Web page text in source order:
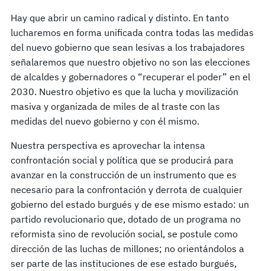
Hay que abrir un camino radical y distinto. En tanto
lucharemos en forma unificada contra todas las medidas
del nuevo gobierno que sean lesivas a los trabajadores
señalaremos que nuestro objetivo no son las elecciones
de alcaldes y gobernadores o “recuperar el poder” en el
2030. Nuestro objetivo es que la lucha y movilización
masiva y organizada de miles de al traste con las
medidas del nuevo gobierno y con él mismo.
Nuestra perspectiva es aprovechar la intensa
confrontación social y política que se producirá para
avanzar en la construcción de un instrumento que es
necesario para la confrontación y derrota de cualquier
gobierno del estado burgués y de ese mismo estado: un
partido revolucionario que, dotado de un programa no
reformista sino de revolución social, se postule como
dirección de las luchas de millones; no orientándolos a
ser parte de las instituciones de ese estado burgués,